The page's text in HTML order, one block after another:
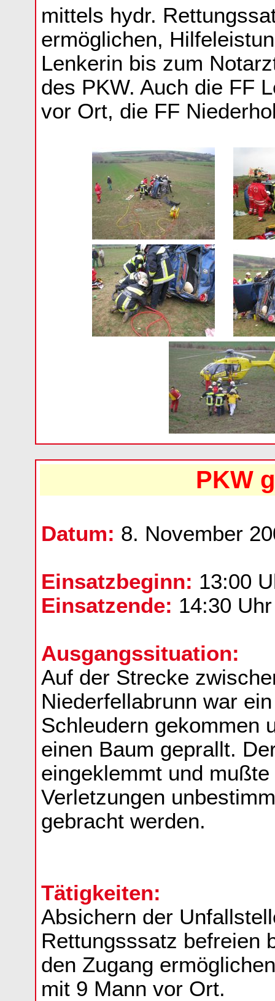
mittels hydr.
ermöglichen,
Lenkerin bis zum
des PKW. Auch die FF
vor Ort, die FF
PKW
Datum: 8. November
Einsatzbeginn: 13:00
Einsatzende: 14:30 Uhr
Ausgangssituation:
Auf der Strecke
Niederfellabrunn war
Schleudern gekommen
einen Baum geprallt.
eingeklemmt und
Verletzungen
gebracht werden.
Tätigkeiten:
Absichern der
Rettungsssatz befreien
den Zugang
mit 9 Mann vor Ort.